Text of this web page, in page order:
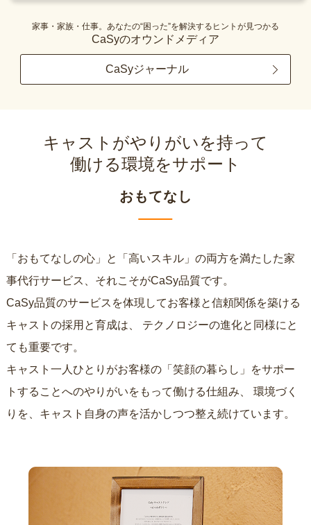
家事・家族・仕事。あなたの“困った”を解決するヒントが見つかる
CaSyのオウンドメディア
CaSyジャーナル
キャストがやりがいを持って
働ける環境をサポート
おもてなし
「おもてなしの心」と「高いスキル」の両方を満たした家
事代行サービス、それこそがCaSy品質です。
CaSy品質のサービスを体現してお客様と信頼関係を築ける
キャストの採用と育成は、
ても重要です。
キャスト一人ひとりがお客様の「笑顔の暮らし」をサポー
トすることへのやりがいをもって働ける仕組み、
りを、キャスト自身の声を活かしつつ整え続けています。